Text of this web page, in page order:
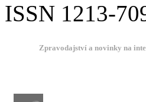
ISSN 1213-
Zpravodajství a novinky na